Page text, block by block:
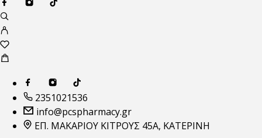
2351021536
info@pcspharmacy.gr
ΕΠ. ΜΑΚΑΡΙΟΥ ΚΙΤΡΟΥΣ 45Α, ΚΑΤΕΡΙΝΗ